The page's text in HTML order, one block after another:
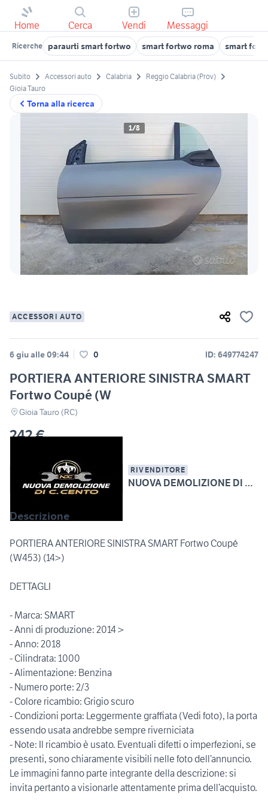
Home Cerca Vendi Messaggi
Ricerche paraurti smart fortwo smart fortwo roma smart
Torna alla ricerca
Subito Accessori auto Calabria
Reggio Calabria (Prov)
Gioia Tauro
1/8
ACCESSORI AUTO
6 giu alle 09:44 0 ID: 649774247
PORTIERA ANTERIORE SINISTRA SMART
Fortwo Coupé (W
Gioia Tauro (RC)
242 €
RIVENDITORE
NUOVA DEMOLIZIONE DI CHRISTOPHER CENTO
Descrizione
PORTIERA ANTERIORE SINISTRA SMART Fortwo Coupé
(W453) (14>)
DETTAGLI
- Marca: SMART
- Anni di produzione: 2014 >
- Anno: 2018
- Cilindrata: 1000
- Alimentazione: Benzina
- Numero porte: 2/3
- Colore ricambio: Grigio scuro
- Condizioni porta: Leggermente graffiata (Vedi foto), la porta
essendo usata andrebbe sempre riverniciata
- Note: Il ricambio è usato. Eventuali difetti o imperfezioni, se
presenti, sono chiaramente visibili nelle foto dell’annuncio.
Le immagini fanno parte integrante della descrizione: si
invita pertanto a visionarle attentamente prima dell’acquisto.